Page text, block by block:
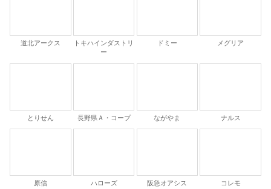
道北アークス
トキハインダストリ
ー
ドミー メグリア
とりせん 長野県Ａ・コープ ながやま ナルス
原信 ハローズ 阪急オアシス コレモ